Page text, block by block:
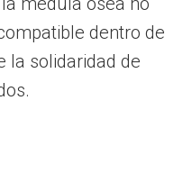
dentro de
la solidaridad de